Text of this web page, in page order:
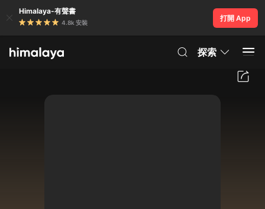
Himalaya-有聲書
4.8k 安裝
打開 App
探索